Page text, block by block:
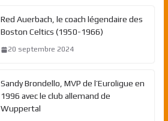
Red Auerbach, le coach légendaire des
Boston Celtics (1950-1966)
20 septembre 2024
Sandy Brondello, MVP de l’Euroligue en
1996 avec le club allemand de
Wuppertal